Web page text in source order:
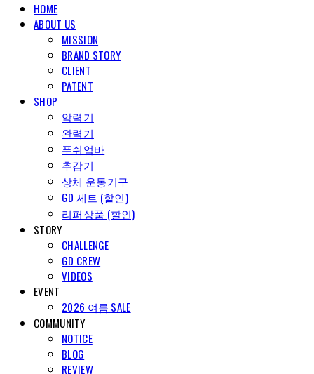
HOME
ABOUT US
MISSION
BRAND STORY
CLIENT
PATENT
SHOP
악력기
완력기
푸쉬업바
추감기
상체 운동기구
GD 세트 (할인)
리퍼상품 (할인)
STORY
CHALLENGE
GD CREW
VIDEOS
EVENT
2026 여름 SALE
COMMUNITY
NOTICE
BLOG
REVIEW